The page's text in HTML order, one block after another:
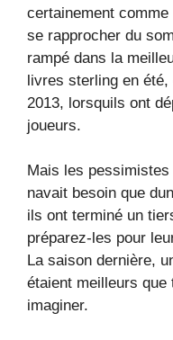
certainement
se rapprocher du
rampé dans la
livres sterling en
2013, lorsquils ont
joueurs.
Mais les
navait besoin que
ils ont terminé un
préparez-les pour
La saison dernière,
étaient meilleurs que
imaginer.